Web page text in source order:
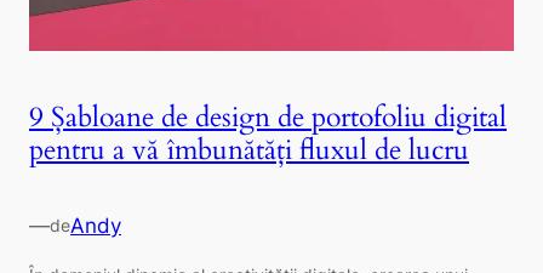
9 Șabloane de design de portofoliu digital
pentru a vă îmbunătăți fluxul de lucru
—deAndy